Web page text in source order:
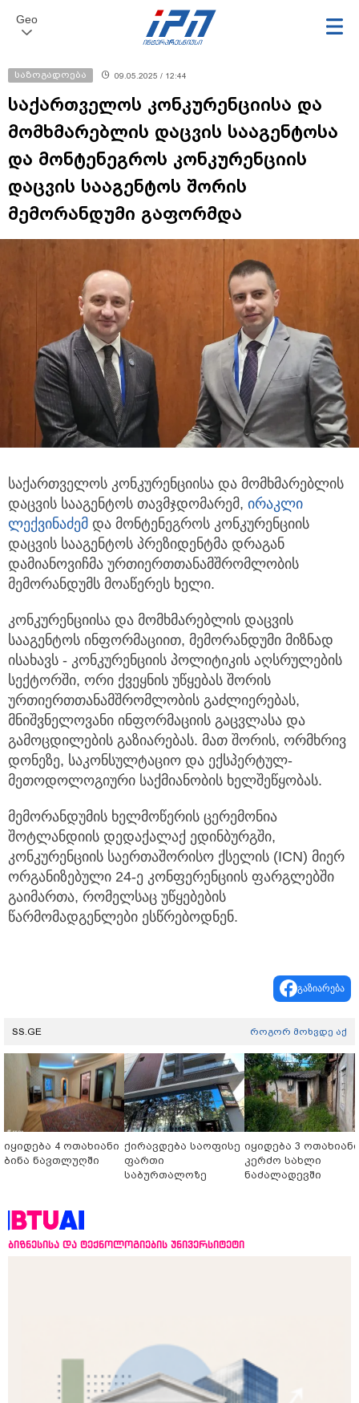
Geo
საზოგადოება 09.05.2025 / 12:44
საქართველოს კონკურენციისა და
მომხმარებლის დაცვის სააგენტოსა
და მონტენეგროს კონკურენციის
დაცვის სააგენტოს შორის
მემორანდუმი გაფორმდა
საქართველოს კონკურენციისა და მომხმარებლის
დაცვის სააგენტოს თავმჯდომარემ, ირაკლი
ლექვინაძემ და მონტენეგროს კონკურენციის
დაცვის სააგენტოს პრეზიდენტმა დრაგან
დამიანოვიჩმა ურთიერთთანამშრომლობის
მემორანდუმს მოაწერეს ხელი.
კონკურენციისა და მომხმარებლის დაცვის
სააგენტოს ინფორმაციით, მემორანდუმი მიზნად
ისახავს - კონკურენციის პოლიტიკის აღსრულების
სექტორში, ორი ქვეყნის უწყებას შორის
ურთიერთთანამშრომლობის გაძლიერებას,
მნიშვნელოვანი ინფორმაციის გაცვლასა და
გამოცდილების გაზიარებას. მათ შორის, ორმხრივ
დონეზე, საკონსულტაციო და ექსპერტულ-
მეთოდოლოგიური საქმიანობის ხელშეწყობას.
მემორანდუმის ხელმოწერის ცერემონია
შოტლანდიის დედაქალაქ ედინბურგში,
კონკურენციის საერთაშორისო ქსელის (ICN) მიერ
ორგანიზებული 24-ე კონფერენციის ფარგლებში
გაიმართა, რომელსაც უწყებების
წარმომადგენლები ესწრებოდნენ.
გაზიარება
SS.GE როგორ მოხვდე აქ
იყიდება 4 ოთახიანი
ბინა ნავთლუღში
ქირავდება საოფისე
ფართი
საბურთალოზე
იყიდება 3 ოთახიანი
კერძო სახლი
ნაძალადევში
ბიზნესისა და ტექნოლოგიების უნივერსიტეტი